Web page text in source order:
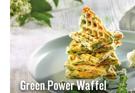
Green Power Waffel